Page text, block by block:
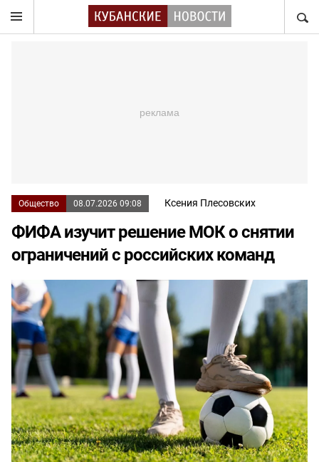
Общество 08.07.2026 09:08 Ксения Плесовских
ФИФА изучит решение МОК о снятии
ограничений с российских команд